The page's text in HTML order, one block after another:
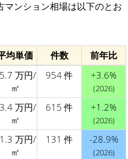
ンション相場は以下のとお
均単価 件数
前年比
万円/
㎡
954 件 +3.6%
(2026)
万円/
㎡
615 件 +1.2%
(2026)
万円/
㎡
131 件 -28.9%
(2026)